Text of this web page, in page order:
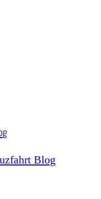
Blog